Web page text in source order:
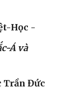
Học -
Á và
Trần Đức